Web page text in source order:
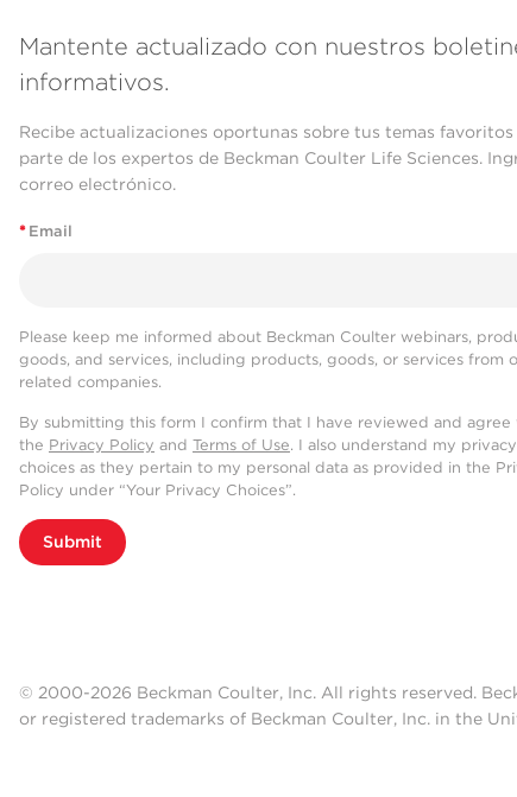
Mantente actualizado con nuestros
informativos.
Recibe actualizaciones oportunas sobre tus temas favoritos
parte de los expertos de Beckman Coulter Life Sciences.
correo electrónico.
* Email
Please keep me informed about Beckman Coulter webinars,
goods, and services, including products, goods, or services from
related companies.
By submitting this form I confirm that I have reviewed and agree
the Privacy Policy and Terms of Use. I also understand my privacy
choices as they pertain to my personal data as provided in the
Policy under “Your Privacy Choices”.
Submit
© 2000-2026 Beckman Coulter, Inc. All rights reserved.
or registered trademarks of Beckman Coulter, Inc. in the